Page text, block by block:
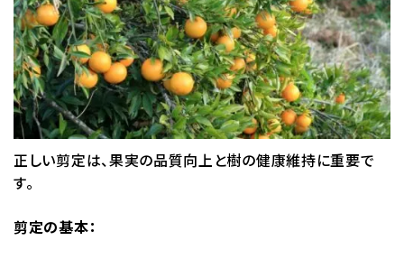
正しい剪定は、果実の品質向上と樹の健康維持に重要で
す。
剪定の基本：